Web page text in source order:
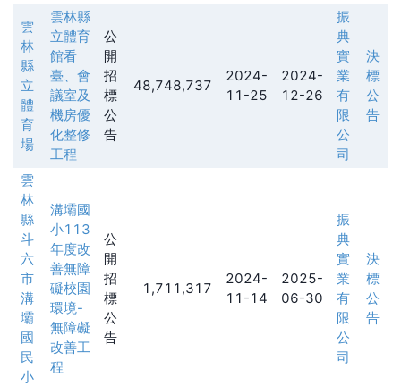
雲
林
縣
立
體
育
場
雲林縣
立體育
館看
臺、會
議室及
機房優
化整修
工程
公
開
招
標
公
告
48,748,737
2024-
11-25
2024-
12-26
振
典
實
業
有
限
公
司
決
標
公
告
雲
林
縣
斗
六
市
溝
壩
國
民
小
溝壩國
小113
年度改
善無障
礙校園
環境-
無障礙
改善工
程
公
開
招
標
公
告
1,711,317
2024-
11-14
2025-
06-30
振
典
實
業
有
限
公
司
決
標
公
告